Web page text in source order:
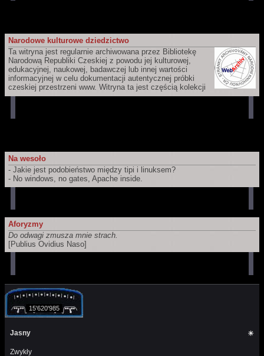
Narodowe kulturowe dziedzictwo
Ta witryna jest regularnie archiwowana przez Bibliotekę
Narodową Republiki Czeskiej z powodu jej kulturowej,
edukacyjnej, naukowej, badawczej lub innej wartości
informacyjnej w celu dokumentacji autentycznej próbki
czeskiej przestrzeni www. Witryna ta jest częścią kolekcji
czeskich witryn webowych, które ma Biblioteka Narodowa Republiki
Na wesoło
- Jakie jest podobieństwo między tipi i linuksem?
- No windows, no gates, Apache inside.
Aforyzmy
Do odwagi zmusza mnie strach.
[Publius Ovidius Naso]
15'620'985
Jasny ☀
Zwykły